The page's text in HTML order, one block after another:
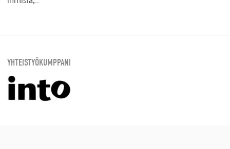
YHTEISTYÖKUMPPANI